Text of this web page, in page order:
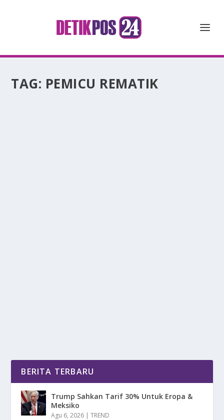
TAG: PEMICU REMATIK
BERITA TERBARU
Trump Sahkan Tarif 30% Untuk Eropa &
Meksiko
Agu 6, 2026 |TREND